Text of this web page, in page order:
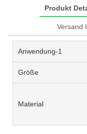
Produkt
Versand
Anwendung-1
Größe
Material